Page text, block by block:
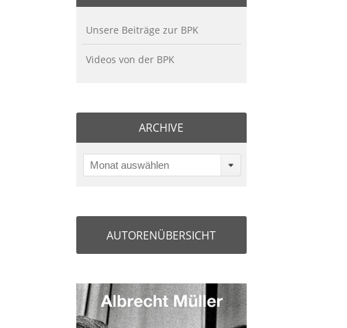
Unsere Beiträge zur BPK
Videos von der BPK
ARCHIVE
Monat auswählen
AUTORENÜBERSICHT